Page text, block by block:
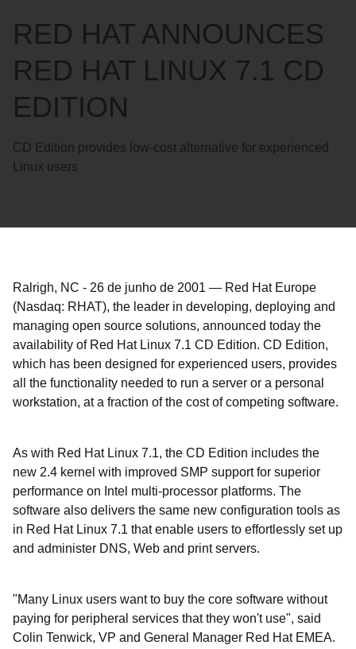
RED HAT ANNOUNCES
RED HAT LINUX 7.1 CD
EDITION
CD Edition provides low-cost alternative for experienced
Linux users
Ralrigh, NC - 26 de junho de 2001 — Red Hat Europe
(Nasdaq: RHAT), the leader in developing, deploying and
managing open source solutions, announced today the
availability of Red Hat Linux 7.1 CD Edition. CD Edition,
which has been designed for experienced users, provides
all the functionality needed to run a server or a personal
workstation, at a fraction of the cost of competing software.
As with Red Hat Linux 7.1, the CD Edition includes the
new 2.4 kernel with improved SMP support for superior
performance on Intel multi-processor platforms. The
software also delivers the same new configuration tools as
in Red Hat Linux 7.1 that enable users to effortlessly set up
and administer DNS, Web and print servers.
"Many Linux users want to buy the core software without
paying for peripheral services that they won't use", said
Colin Tenwick, VP and General Manager Red Hat EMEA.